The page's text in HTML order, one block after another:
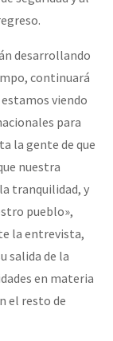
desarrollando
continuará
viendo
para
la gente de que
nuestra
tranquilidad, y
pueblo»,
la entrevista,
salida de la
en materia
el resto de